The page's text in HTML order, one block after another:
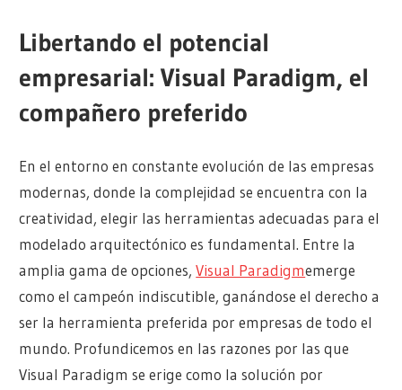
Libertando el potencial
empresarial: Visual Paradigm, el
compañero preferido
En el entorno en constante evolución de las empresas
modernas, donde la complejidad se encuentra con la
creatividad, elegir las herramientas adecuadas para el
modelado arquitectónico es fundamental. Entre la
amplia gama de opciones,Visual Paradigmemerge
como el campeón indiscutible, ganándose el derecho a
ser la herramienta preferida por empresas de todo el
mundo. Profundicemos en las razones por las que
Visual Paradigm se erige como la solución por